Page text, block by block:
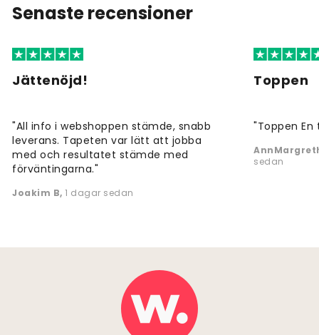
Senaste recensioner
Jättenöjd!
"All info i webshoppen stämde, snabb
leverans. Tapeten var lätt att jobba
med och resultatet stämde med
förväntingarna."
Joakim B, 1 dagar sedan
Toppen
"Toppen
sedan